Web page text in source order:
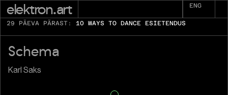
elektron.art ENG
29 PÄEVA PÄRAST: 10 WAYS TO DANCE ESIETENDUS
Schema
Karl Saks